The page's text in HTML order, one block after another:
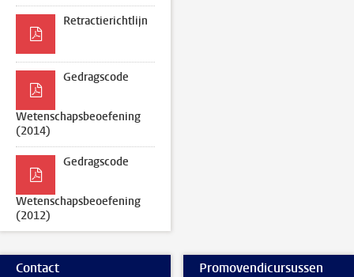
Retractierichtlijn
Gedragscode
Wetenschapsbeoefening
(2014)
Gedragscode
Wetenschapsbeoefening
(2012)
Contact Promovendicursussen